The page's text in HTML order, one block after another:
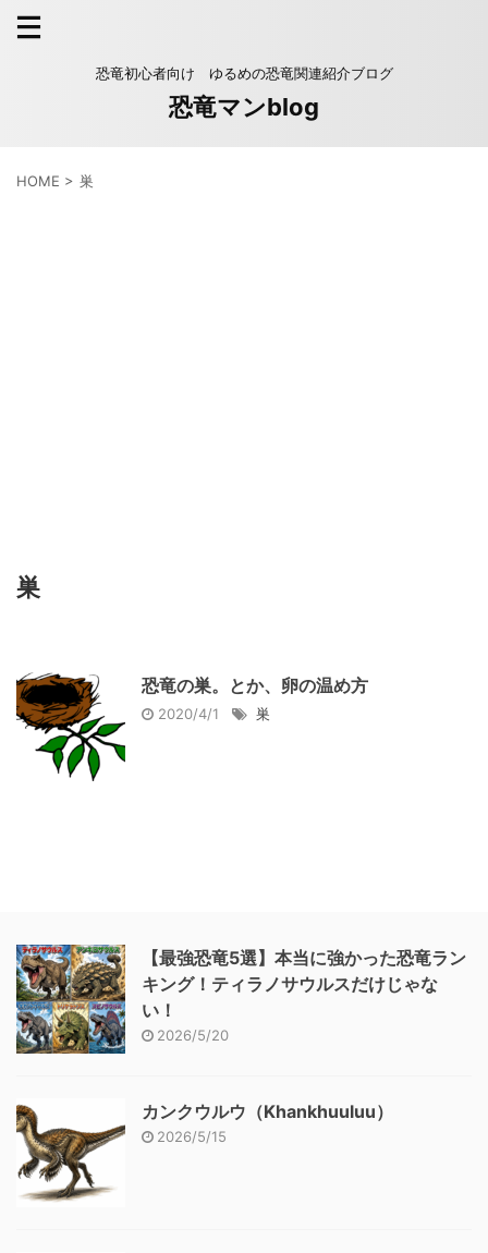
恐竜初心者向け ゆるめの恐竜関連紹介ブログ
恐竜マンblog
HOME > 巣
巣
恐竜の巣。とか、卵の温め方
2020/4/1 巣
【最強恐竜5選】本当に強かった恐竜ラン
キング！ティラノサウルスだけじゃな
い！
2026/5/20
カンクウルウ（Khankhuuluu）
2026/5/15